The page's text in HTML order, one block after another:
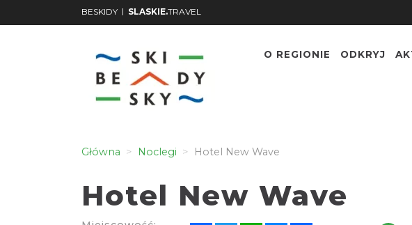
BESKIDY | SLASKIE.TRAVEL
O REGIONIE ODKRYJ
Główna Noclegi Hotel New Wave
Hotel New Wave